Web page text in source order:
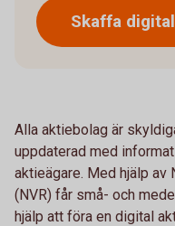
Skaffa
Alla aktiebolag är
uppdaterad med
aktieägare. Med hjälp
(NVR) får små- och
hjälp att föra en digital